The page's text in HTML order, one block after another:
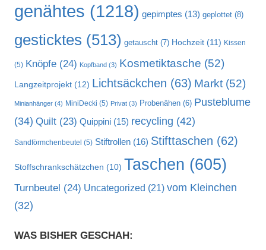
genähtes (1218) gepimptes (13) geplottet (8)
gesticktes (513) getauscht (7) Hochzeit (11) Kissen
(5) Knöpfe (24) Kopfband (3) Kosmetiktasche (52)
Langzeitprojekt (12) Lichtsäckchen (63) Markt (52)
Minianhänger (4) MiniDecki (5) Privat (3) Probenähen (6) Pusteblume
(34) Quilt (23) Quippini (15) recycling (42)
Sandförmchenbeutel (5) Stiftrollen (16) Stifttaschen (62)
Stoffschrankschätzchen (10) Taschen (605)
Turnbeutel (24) Uncategorized (21) vom Kleinchen
(32)
WAS BISHER GESCHAH: